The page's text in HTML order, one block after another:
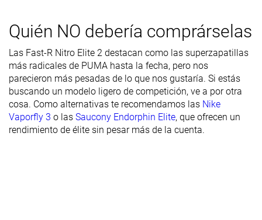
Durabilidad
de la suela
exterior
Decente
TranspirabilidadAlta Media
Anchura /
ajuste
Estrecha Media Estrecha
Anchura de la
Estrecha Media
Quién NO debería comprárselas
Las Fast-R Nitro Elite 2 destacan como las superzapatillas
más radicales de PUMA hasta la fecha, pero nos
parecieron más pesadas de lo que nos gustaría. Si estás
buscando un modelo ligero de competición, ve a por otra
cosa. Como alternativas te recomendamos las Nike
Vaporfly 3 o las Saucony Endorphin Elite, que ofrecen un
rendimiento de élite sin pesar más de la cuenta.